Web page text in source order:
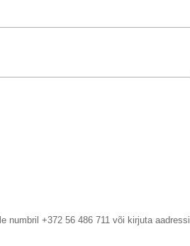
numbril +372 56 486 711 või kirjuta aadressil